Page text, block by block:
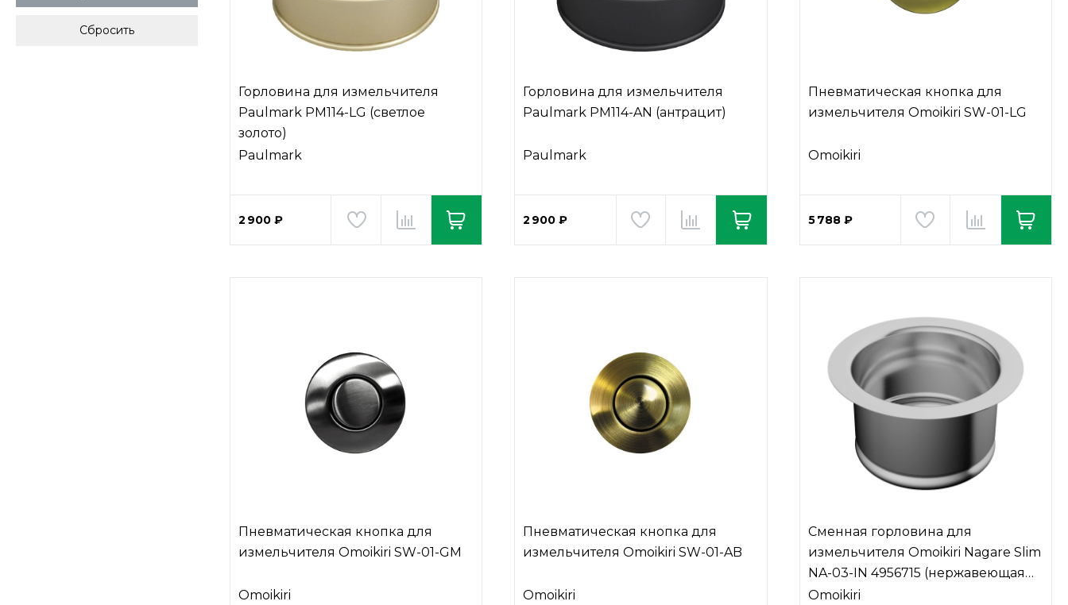
Горловина для измельчителя
Paulmark PM114-LG (светлое
золото)
Paulmark
2 900 ₽
Горловина для измельчителя
Paulmark PM114-AN (антрацит)
Paulmark
2 900 ₽
Пневматическая кнопка для
измельчителя Omoikiri SW-01-LG
Omoikiri
5 788 ₽
Пневматическая кнопка для
измельчителя Omoikiri SW-01-GM
Omoikiri
Пневматическая кнопка для
измельчителя Omoikiri SW-01-AB
Omoikiri
Сменная горловина для
измельчителя Omoikiri Nagare Slim
NA-03-IN 4956715 (нержавеющая
сталь)
Omoikiri